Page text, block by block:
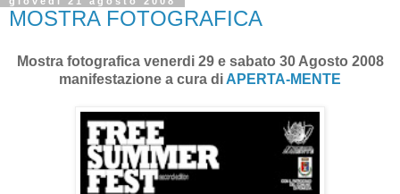
MOSTRA FOTOGRAFICA
Mostra fotografica venerdi 29 e sabato 30 Agosto 2008
manifestazione a cura di APERTA-MENTE